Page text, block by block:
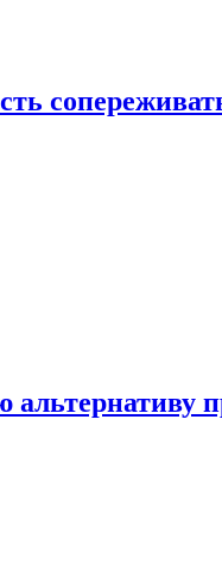
альтернативу